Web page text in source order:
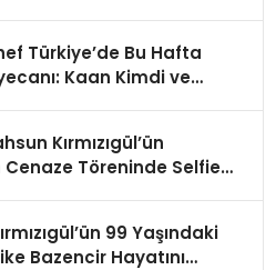
Türkiye’de Bu Hafta
Kaan Kimdi ve
Kırmızıgül’ün
Cenaze Töreninde Selfie
99 Yaşındaki
Bazencir Hayatını